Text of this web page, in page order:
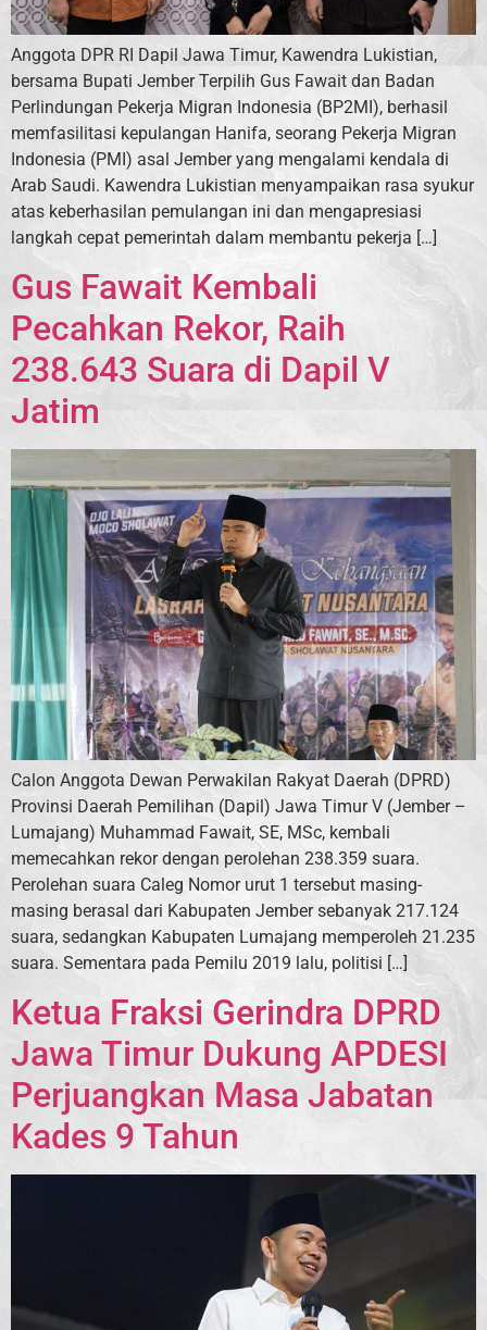
Anggota DPR RI Dapil Jawa Timur, Kawendra Lukistian,
bersama Bupati Jember Terpilih Gus Fawait dan Badan
Perlindungan Pekerja Migran Indonesia (BP2MI), berhasil
memfasilitasi kepulangan Hanifa, seorang Pekerja Migran
Indonesia (PMI) asal Jember yang mengalami kendala di
Arab Saudi. Kawendra Lukistian menyampaikan rasa syukur
atas keberhasilan pemulangan ini dan mengapresiasi
langkah cepat pemerintah dalam membantu pekerja […]
Gus Fawait Kembali
Pecahkan Rekor, Raih
238.643 Suara di Dapil V
Jatim
Calon Anggota Dewan Perwakilan Rakyat Daerah (DPRD)
Provinsi Daerah Pemilihan (Dapil) Jawa Timur V (Jember –
Lumajang) Muhammad Fawait, SE, MSc, kembali
memecahkan rekor dengan perolehan 238.359 suara.
Perolehan suara Caleg Nomor urut 1 tersebut masing-
masing berasal dari Kabupaten Jember sebanyak 217.124
suara, sedangkan Kabupaten Lumajang memperoleh 21.235
suara. Sementara pada Pemilu 2019 lalu, politisi […]
Ketua Fraksi Gerindra DPRD
Jawa Timur Dukung APDESI
Perjuangkan Masa Jabatan
Kades 9 Tahun